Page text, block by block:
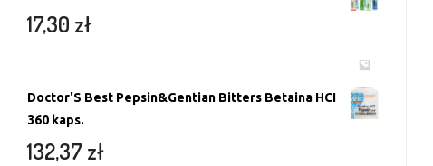
17,30 zł
Doctor'S Best Pepsin&Gentian Bitters Betaina HCI
360 kaps.
132,37 zł